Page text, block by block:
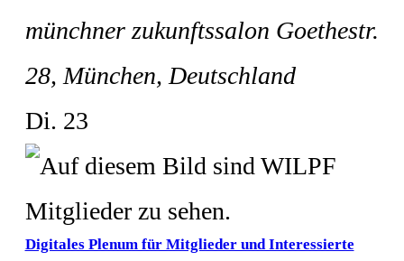
münchner zukunftssalon Goethestr.
28, München, Deutschland
Di. 23
Digitales Plenum für Mitglieder und Interessierte